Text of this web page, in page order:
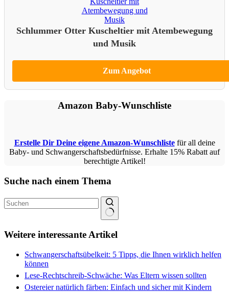
Schlummer Otter Kuscheltier mit Atembewegung
und Musik
Zum Angebot
Amazon Baby-Wunschliste
Erstelle Dir Deine eigene Amazon-Wunschlistefür all deine
Baby- und Schwangerschaftsbedürfnisse. Erhalte 15% Rabatt auf
berechtigte Artikel!
Suche nach einem Thema
Ergebnisse
Weitere interessante Artikel
Schwangerschaftsübelkeit: 5 Tipps, die Ihnen wirklich helfen
können
Lese-Rechtschreib-Schwäche: Was Eltern wissen sollten
Ostereier natürlich färben: Einfach und sicher mit Kindern